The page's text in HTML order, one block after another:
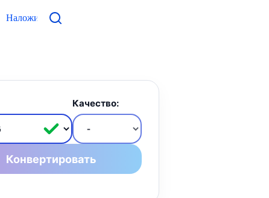
Наложить фото
Качество:
Конвертировать